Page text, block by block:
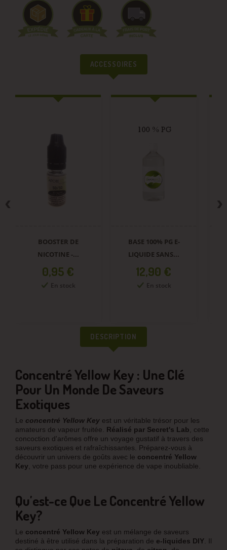
ACCESSOIRES
BOOSTER DE
NICOTINE -...
Prix
0,95 €
En stock
BASE 100% PG E-
LIQUIDE SANS...
Prix
12,90 €
En stock
DESCRIPTION
Concentré Yellow Key : Une Clé
Pour Un Monde De Saveurs
Exotiques
Le concentré Yellow Key est un véritable trésor pour les
amateurs de vapeur fruitée. Réalisé par Secret's Lab , cette
concoction d'arômes offre un voyage gustatif à travers des
saveurs exotiques et rafraîchissantes. Préparez-vous à
découvrir un univers de goûts avec le concentré Yellow
Key , votre pass pour une expérience de vape inoubliable.
Qu'est-ce Que Le Concentré Yellow
Key?
Le concentré Yellow Key est un mélange de saveurs
destiné à être utilisé dans la préparation de e-liquides DIY . Il